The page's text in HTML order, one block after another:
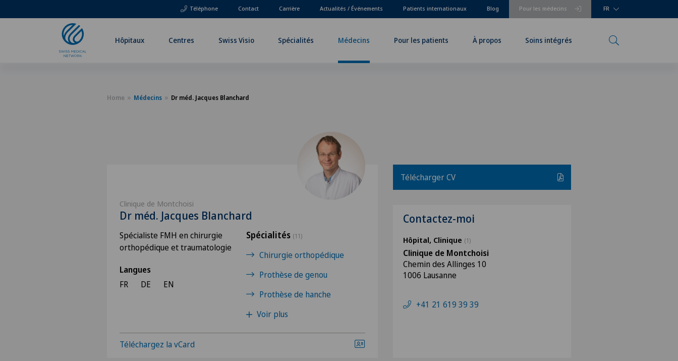
Téléphone Pour les médecins
Contact Carrière Actualités / Événements Patients internationaux Blog FR
Hôpitaux Centres Swiss Visio Spécialités Médecins Pour les patients À propos Soins intégrés
Home Médecins Dr méd. Jacques Blanchard
Clinique de Montchoisi
Dr méd. Jacques Blanchard
Spécialiste FMH en chirurgie
orthopédique et traumatologie
Langues
FR
DE EN
Spécialités (11)
Chirurgie orthopédique
Prothèse de genou
Prothèse de hanche
Voir plus
Téléchargez la vCard
Télécharger CV
Contactez-moi
Hôpital, Clinique (1)
Clinique de Montchoisi
Chemin des Allinges 10
1006 Lausanne
+41 21 619 39 39